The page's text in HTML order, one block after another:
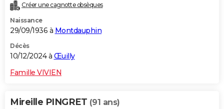
Créer une cagnotte obsèques
Naissance
29/09/1936 à Montdauphin
Décès
10/12/2024 à Œuilly
Famille VIVIEN
Mireille PINGRET (91 ans)